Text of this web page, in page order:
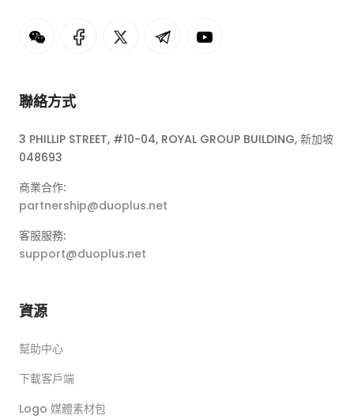
聯絡方式
3 PHILLIP STREET, #10-04, ROYAL GROUP BUILDING, 新加坡
048693
商業合作:
partnership@duoplus.net
客服服務:
support@duoplus.net
資源
幫助中心
下載客戶端
Logo 媒體素材包